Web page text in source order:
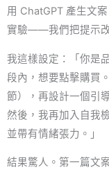
用 ChatGPT 產生文
實驗——我們把提示改
我這樣設定：「你是
段內，想要點擊購買
節），再設計一個引
然後，我再加入自我
並帶有情緒張力。」
結果驚人。第一篇文